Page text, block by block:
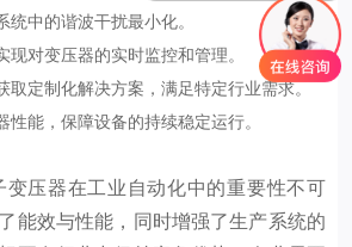
中的谐波干扰最小化。
对变压器的实时监控和管理。
取定制化解决方案，满足特定行业需求。
能，保障设备的持续稳定运行。
变压器在工业自动化中的重要性不可
能效与性能，同时增强了生产系统的